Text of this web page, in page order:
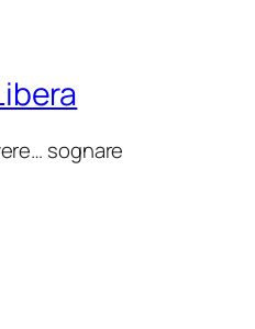
sognare